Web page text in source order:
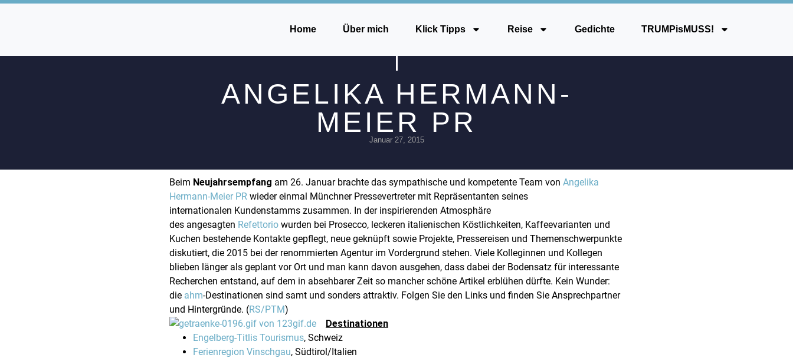
Home Über mich Klick Tipps Reise Gedichte TRUMPisMUSS!
ANGELIKA HERMANN-
MEIER PR
Januar 27, 2015
Beim Neujahrsempfang am 26. Januar brachte das sympathische und kompetente Team von Angelika
Hermann-Meier PR wieder einmal Münchner Pressevertreter mit Repräsentanten seines
internationalen Kundenstamms zusammen. In der inspirierenden Atmosphäre
des angesagten Refettorio wurden bei Prosecco, leckeren italienischen Köstlichkeiten, Kaffeevarianten und
Kuchen bestehende Kontakte gepflegt, neue geknüpft sowie Projekte, Pressereisen und Themenschwerpunkte
diskutiert, die 2015 bei der renommierten Agentur im Vordergrund stehen. Viele Kolleginnen und Kollegen
blieben länger als geplant vor Ort und man kann davon ausgehen, dass dabei der Bodensatz für interessante
Recherchen entstand, auf dem in absehbarer Zeit so mancher schöne Artikel erblühen dürfte. Kein Wunder:
die ahm-Destinationen sind samt und sonders attraktiv. Folgen Sie den Links und finden Sie Ansprechpartner
und Hintergründe. (RS/PTM)
Destinationen
Engelberg-Titlis Tourismus, Schweiz
Ferienregion Vinschgau, Südtirol/Italien